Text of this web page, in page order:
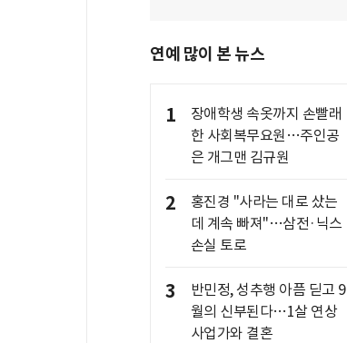
연예 많이 본 뉴스
1
장애학생 속옷까지 손빨래
한 사회복무요원…주인공
은 개그맨 김규원
2
홍진경 "사라는 대로 샀는
데 계속 빠져"…삼전·닉스
손실 토로
3
반민정, 성추행 아픔 딛고 9
월의 신부된다…1살 연상
사업가와 결혼